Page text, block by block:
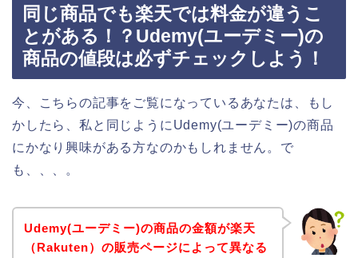
同じ商品でも楽天では料金が違うこ
とがある！？Udemy(ユーデミー)の
商品の値段は必ずチェックしよう！
今、こちらの記事をご覧になっているあなたは、もし
かしたら、私と同じようにUdemy(ユーデミー)の商品
にかなり興味がある方なのかもしれません。で
も、、、。
Udemy(ユーデミー)の商品の金額が楽天
（Rakuten）の販売ページによって異なる